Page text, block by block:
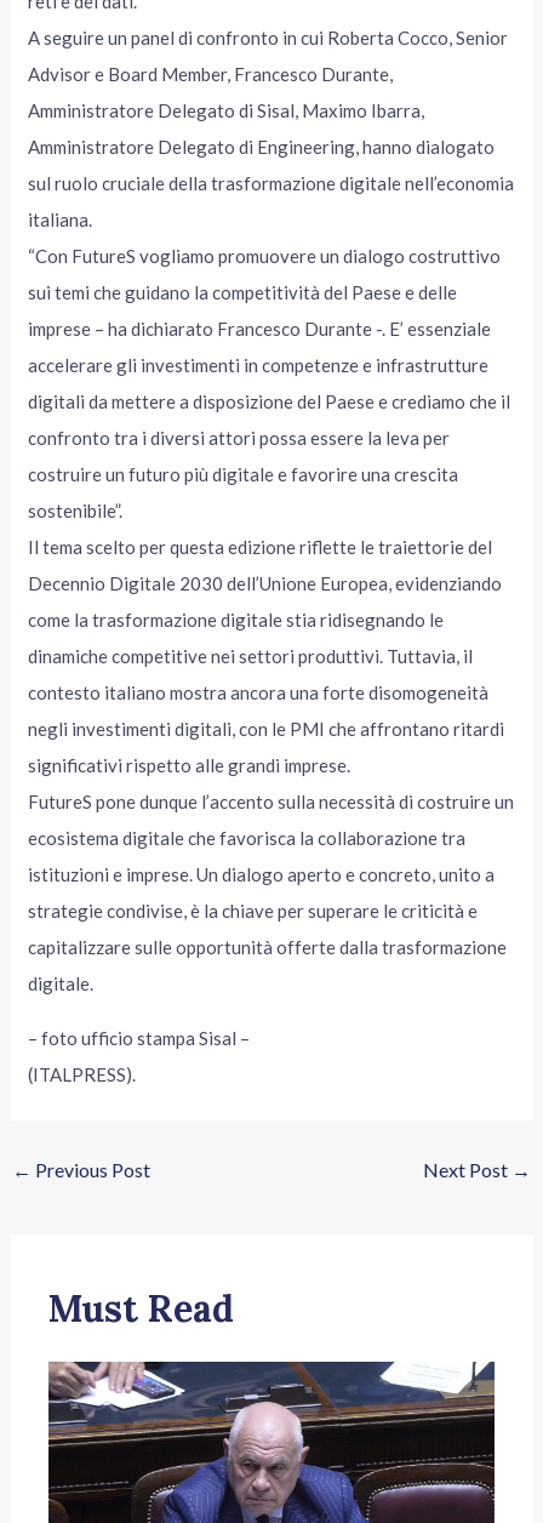
A seguire un panel di confronto in cui Roberta Cocco, Senior
Advisor e Board Member, Francesco Durante,
Amministratore Delegato di Sisal, Maximo Ibarra,
Amministratore Delegato di Engineering, hanno dialogato
sul ruolo cruciale della trasformazione digitale nell’economia
italiana.
“Con FutureS vogliamo promuovere un dialogo costruttivo
sui temi che guidano la competitività del Paese e delle
imprese – ha dichiarato Francesco Durante -. E’ essenziale
accelerare gli investimenti in competenze e infrastrutture
digitali da mettere a disposizione del Paese e crediamo che il
confronto tra i diversi attori possa essere la leva per
costruire un futuro più digitale e favorire una crescita
sostenibile”.
Il tema scelto per questa edizione riflette le traiettorie del
Decennio Digitale 2030 dell’Unione Europea, evidenziando
come la trasformazione digitale stia ridisegnando le
dinamiche competitive nei settori produttivi. Tuttavia, il
contesto italiano mostra ancora una forte disomogeneità
negli investimenti digitali, con le PMI che affrontano ritardi
significativi rispetto alle grandi imprese.
FutureS pone dunque l’accento sulla necessità di costruire un
ecosistema digitale che favorisca la collaborazione tra
istituzioni e imprese. Un dialogo aperto e concreto, unito a
strategie condivise, è la chiave per superare le criticità e
capitalizzare sulle opportunità offerte dalla trasformazione
digitale.
– foto ufficio stampa Sisal –
(ITALPRESS).
← Previous Post Next Post →
Must Read